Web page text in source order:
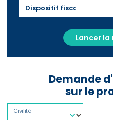
Lancer
Demande
sur le
Civilité